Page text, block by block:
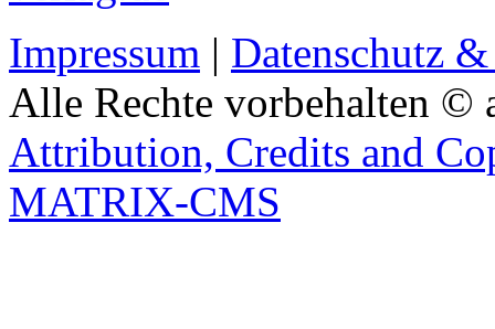
Impressum | Datenschutz
Alle Rechte vorbehalten ©
Attribution, Credits and
MATRIX-CMS